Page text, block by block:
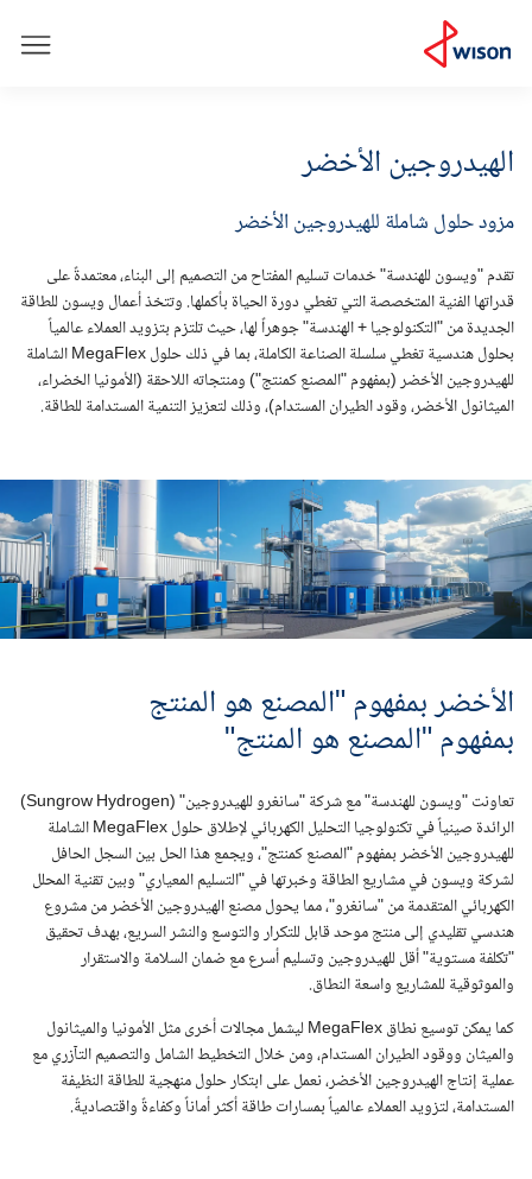
الهيدروجين الأخضر
مزود حلول شاملة للهيدروجين الأخضر
تقدم "ويسون للهندسة" خدمات تسليم المفتاح من التصميم إلى البناء، معتمدةً على
قدراتها الفنية المتخصصة التي تغطي دورة الحياة بأكملها. وتتخذ أعمال ويسون للطاقة
الجديدة من "التكنولوجيا + الهندسة" جوهراً لها، حيث تلتزم بتزويد العملاء عالمياً
بحلول هندسية تغطي سلسلة الصناعة الكاملة، بما في ذلك حلول MegaFlex الشاملة
للهيدروجين الأخضر (بمفهوم "المصنع كمنتج") ومنتجاته اللاحقة (الأمونيا الخضراء،
الميثانول الأخضر، وقود الطيران المستدام)، وذلك لتعزيز التنمية المستدامة للطاقة.
الأخضر بمفهوم "المصنع هو المنتج
بمفهوم "المصنع هو المنتج"
تعاونت "ويسون للهندسة" مع شركة "سانغرو للهيدروجين" (Sungrow Hydrogen)
الرائدة صينياً في تكنولوجيا التحليل الكهربائي لإطلاق حلول MegaFlex الشاملة
للهيدروجين الأخضر بمفهوم "المصنع كمنتج"، ويجمع هذا الحل بين السجل الحافل
لشركة ويسون في مشاريع الطاقة وخبرتها في "التسليم المعياري" وبين تقنية المحلل
الكهربائي المتقدمة من "سانغرو"، مما يحول مصنع الهيدروجين الأخضر من مشروع
هندسي تقليدي إلى منتج موحد قابل للتكرار والتوسع والنشر السريع، بهدف تحقيق
"تكلفة مستوية" أقل للهيدروجين وتسليم أسرع مع ضمان السلامة والاستقرار
والموثوقية للمشاريع واسعة النطاق.
كما يمكن توسيع نطاق MegaFlex ليشمل مجالات أخرى مثل الأمونيا والميثانول
والميثان ووقود الطيران المستدام، ومن خلال التخطيط الشامل والتصميم التآزري مع
عملية إنتاج الهيدروجين الأخضر، نعمل على ابتكار حلول منهجية للطاقة النظيفة
المستدامة، لتزويد العملاء عالمياً بمسارات طاقة أكثر أماناً وكفاءةً واقتصاديةً.